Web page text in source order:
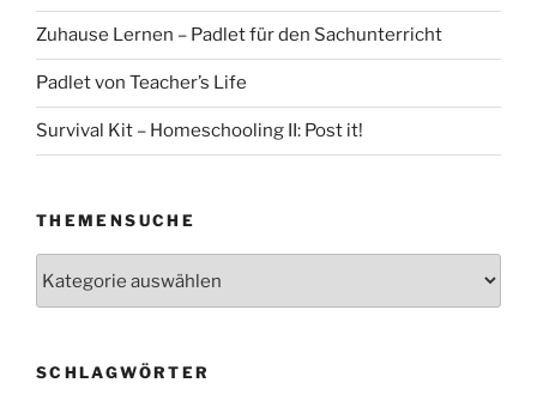
Zuhause Lernen – Padlet für den Sachunterricht
Padlet von Teacher’s Life
Survival Kit – Homeschooling II: Post it!
THEMENSUCHE
SCHLAGWÖRTER